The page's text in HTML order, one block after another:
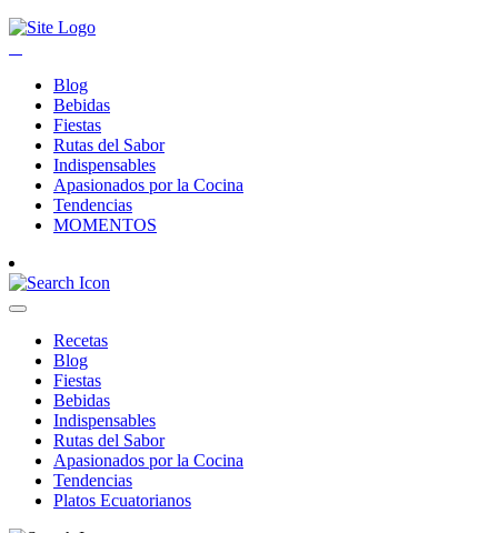
Blog
Bebidas
Fiestas
Rutas del Sabor
Indispensables
Apasionados por la Cocina
Tendencias
MOMENTOS
Recetas
Blog
Fiestas
Bebidas
Indispensables
Rutas del Sabor
Apasionados por la Cocina
Tendencias
Platos Ecuatorianos